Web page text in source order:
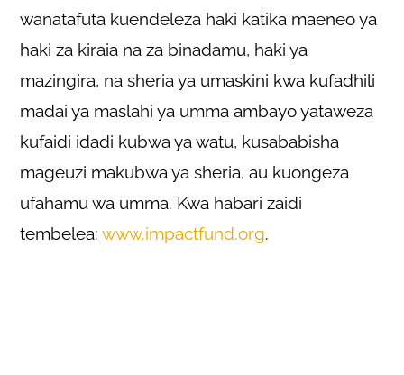
wanatafuta kuendeleza haki katika maeneo ya
haki za kiraia na za binadamu, haki ya
mazingira, na sheria ya umaskini kwa kufadhili
madai ya maslahi ya umma ambayo yataweza
kufaidi idadi kubwa ya watu, kusababisha
mageuzi makubwa ya sheria, au kuongeza
ufahamu wa umma. Kwa habari zaidi
tembelea:www.impactfund.org.